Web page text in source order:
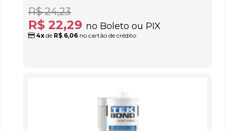
R$ 22,29 no Boleto ou PIX
R$ 24,23
4x de R$ 6,06 no cartão de crédito